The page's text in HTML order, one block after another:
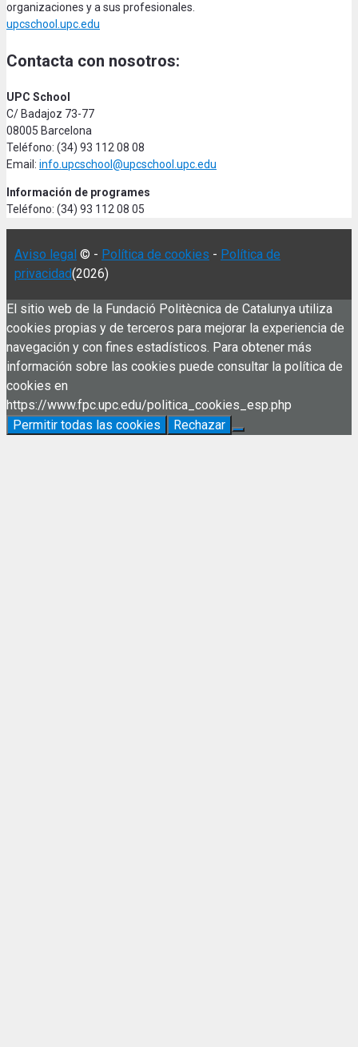
organizaciones y a sus profesionales.
upcschool.upc.edu
Contacta con nosotros:
UPC School
C/ Badajoz 73-77
08005 Barcelona
Teléfono: (34) 93 112 08 08
Email: info.upcschool@upcschool.upc.edu
Información de programes
Teléfono: (34) 93 112 08 05
Aviso legal © - Política de cookies - Política de
privacidad(2026)
El sitio web de la Fundació Politècnica de Catalunya utiliza
cookies propias y de terceros para mejorar la experiencia de
navegación y con fines estadísticos. Para obtener más
información sobre las cookies puede consultar la política de
cookies en
https://www.fpc.upc.edu/politica_cookies_esp.php
Permitir todas las cookies
Rechazar